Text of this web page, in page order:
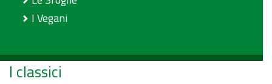
I Vegani
I classici